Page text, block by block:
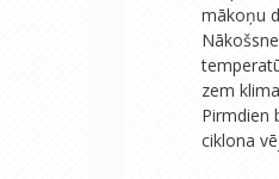
mākoņu
zem
Pirmdien
ciklona